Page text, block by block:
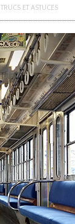
TRUCS ET ASTUCES